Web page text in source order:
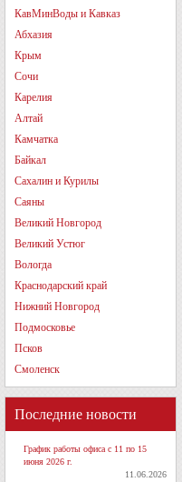
КавМинВоды и Кавказ
Абхазия
Крым
Сочи
Карелия
Алтай
Камчатка
Байкал
Сахалин и Курилы
Саяны
Великий Новгород
Великий Устюг
Вологда
Краснодарский край
Нижний Новгород
Подмосковье
Псков
Смоленск
Последние новости
График работы офиса с 11 по 15
июня 2026 г.
11.06.2026